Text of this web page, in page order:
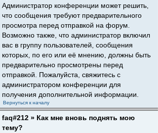
Администратор конференции может решить,
что сообщения требуют предварительного
просмотра перед отправкой на форум.
Возможно также, что администратор включил
вас в группу пользователей, сообщения
которых, по его или её мнению, должны быть
предварительно просмотрены перед
отправкой. Пожалуйста, свяжитесь с
администратором конференции для
получения дополнительной информации.
Вернуться к началу
faq#212 » Как мне вновь поднять мою
тему?